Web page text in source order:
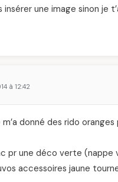
une image sinon je
à 12:42
donné des rido oranges
pr une déco verte (nappe
accessoires jaune